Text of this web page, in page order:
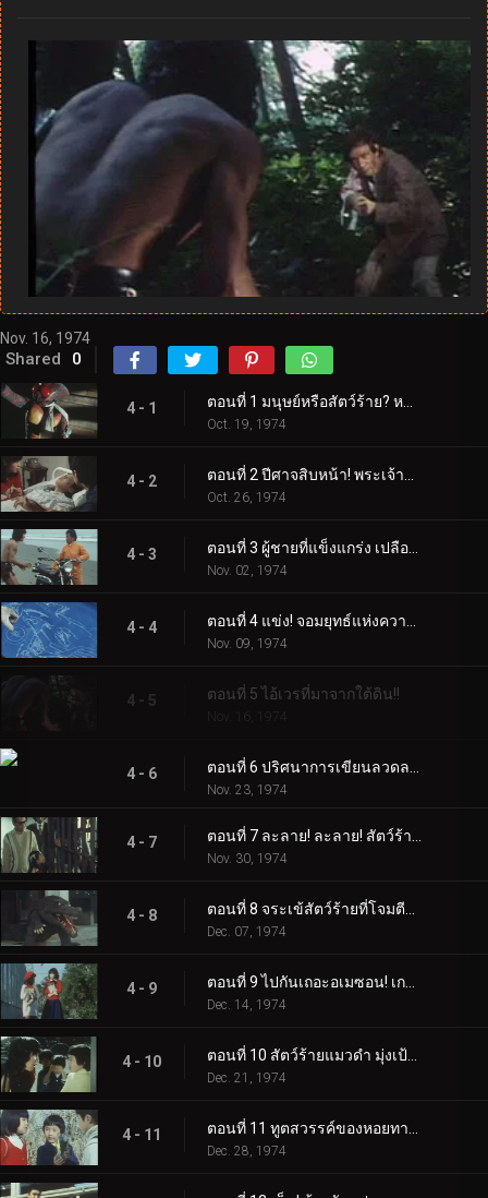
Nov. 16, 1974
Shared 0
4 - 1
Oct. 19, 1974
4 - 2
Oct. 26, 1974
4 - 3
Nov. 02, 1974
4 - 4
Nov. 09, 1974
4 - 5 ตอนที่ 5 ไอ้เวรที่มาจากใต้ดิน!!
Nov. 16, 1974
4 - 6
Nov. 23, 1974
4 - 7
Nov. 30, 1974
4 - 8
Dec. 07, 1974
4 - 9
Dec. 14, 1974
4 - 10
Dec. 21, 1974
4 - 11
Dec. 28, 1974